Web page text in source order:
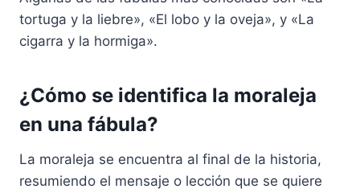
tortuga y la liebre», «El lobo y la oveja», y «La
cigarra y la hormiga».
¿Cómo se identifica la moraleja
en una fábula?
La moraleja se encuentra al final de la historia,
resumiendo el mensaje o lección que se quiere